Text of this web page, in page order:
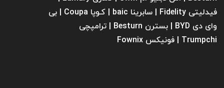
فیدلیتی Fidelity | سابرینا ‌baic | کـوپا Coupa | بی
وای دی BYD | بسترن Besturn | ترامپچی
Trumpchi | فونیکس Fownix